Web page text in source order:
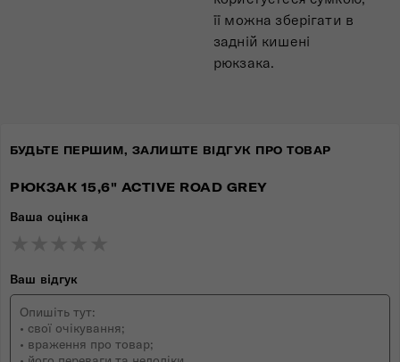
її можна зберігати в
задній кишені
рюкзака.
БУДЬТЕ ПЕРШИМ, ЗАЛИШТЕ ВІДГУК ПРО ТОВАР
РЮКЗАК 15,6" ACTIVE ROAD GREY
Ваша оцінка
Ваш відгук